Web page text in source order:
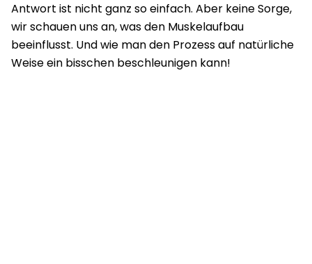
Antwort ist nicht ganz so einfach. Aber keine Sorge,
wir schauen uns an, was den Muskelaufbau
beeinflusst. Und wie man den Prozess auf natürliche
Weise ein bisschen beschleunigen kann!